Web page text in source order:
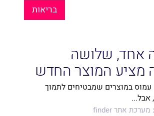
בריאות
אחד, שלושה
מציע המוצר החדש
עמוס במוצרים שמבטיחים לתמוך
אבל...
מערכת אתר finder